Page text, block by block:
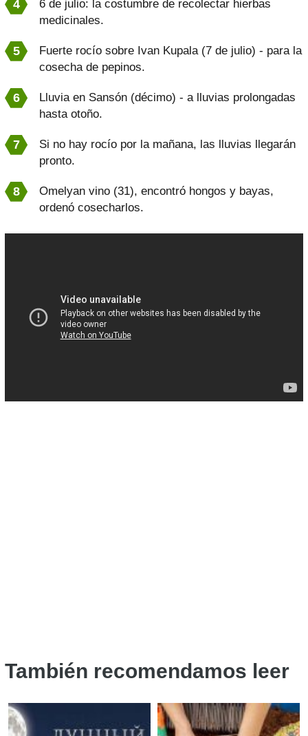
6 de julio: la costumbre de recolectar hierbas
medicinales.
Fuerte rocío sobre Ivan Kupala (7 de julio) - para la
cosecha de pepinos.
Lluvia en Sansón (décimo) - a lluvias prolongadas
hasta otoño.
Si no hay rocío por la mañana, las lluvias llegarán
pronto.
Omelyan vino (31), encontró hongos y bayas,
ordenó cosecharlos.
También recomendamos leer